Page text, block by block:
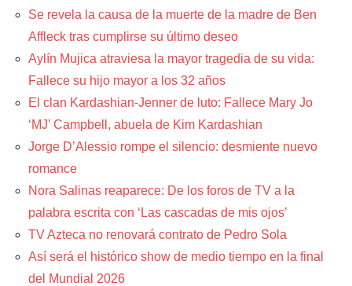
Se revela la causa de la muerte de la madre de Ben
Affleck tras cumplirse su último deseo
Aylín Mujica atraviesa la mayor tragedia de su vida:
Fallece su hijo mayor a los 32 años
El clan Kardashian-Jenner de luto: Fallece Mary Jo
‘MJ’ Campbell, abuela de Kim Kardashian
Jorge D’Alessio rompe el silencio: desmiente nuevo
romance
Nora Salinas reaparece: De los foros de TV a la
palabra escrita con ‘Las cascadas de mis ojos’
TV Azteca no renovará contrato de Pedro Sola
Así será el histórico show de medio tiempo en la final
del Mundial 2026